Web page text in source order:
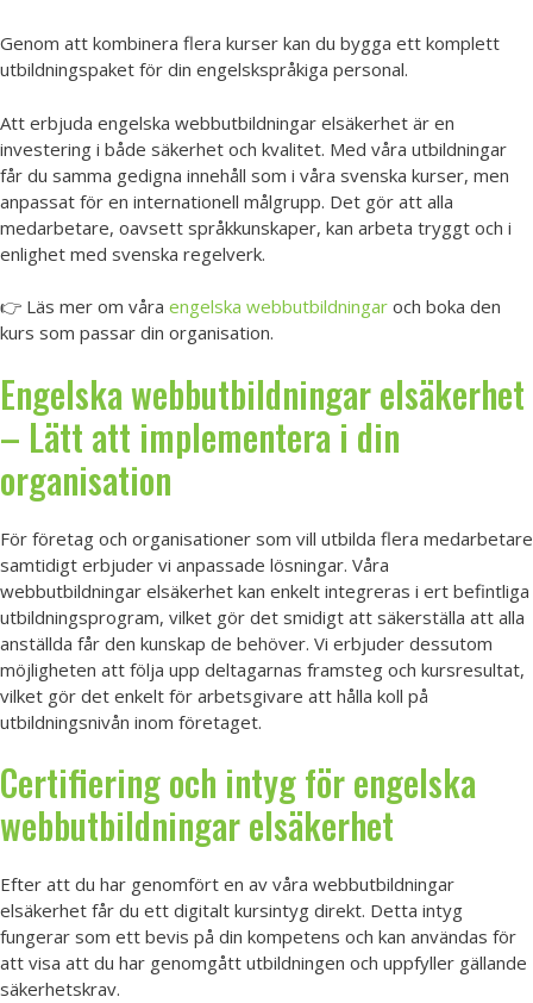
Genom att kombinera flera kurser kan du bygga ett komplett
utbildningspaket för din engelskspråkiga personal.
Att erbjuda engelska webbutbildningar elsäkerhet är en
investering i både säkerhet och kvalitet. Med våra utbildningar
får du samma gedigna innehåll som i våra svenska kurser, men
anpassat för en internationell målgrupp. Det gör att alla
medarbetare, oavsett språkkunskaper, kan arbeta tryggt och i
enlighet med svenska regelverk.
👉 Läs mer om våra engelska webbutbildningar och boka den
kurs som passar din organisation.
Engelska webbutbildningar elsäkerhet
– Lätt att implementera i din
organisation
För företag och organisationer som vill utbilda flera medarbetare
samtidigt erbjuder vi anpassade lösningar. Våra
webbutbildningar elsäkerhet kan enkelt integreras i ert befintliga
utbildningsprogram, vilket gör det smidigt att säkerställa att alla
anställda får den kunskap de behöver. Vi erbjuder dessutom
möjligheten att följa upp deltagarnas framsteg och kursresultat,
vilket gör det enkelt för arbetsgivare att hålla koll på
utbildningsnivån inom företaget.
Certifiering och intyg för engelska
webbutbildningar elsäkerhet
Efter att du har genomfört en av våra webbutbildningar
elsäkerhet får du ett digitalt kursintyg direkt. Detta intyg
fungerar som ett bevis på din kompetens och kan användas för
att visa att du har genomgått utbildningen och uppfyller gällande
säkerhetskrav.